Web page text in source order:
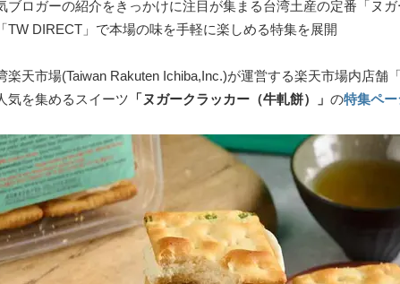
ブロガーの紹介をきっかけに注目が集まる台湾土産の定番「ヌ
TW DIRECT」で本場の味を手軽に楽しめる特集を展開
楽天市場(Taiwan Rakuten Ichiba,Inc.)が運営する楽天市場内店舗
気を集めるスイーツ 「ヌガークラッカー（牛軋餅）」 の特集ペー